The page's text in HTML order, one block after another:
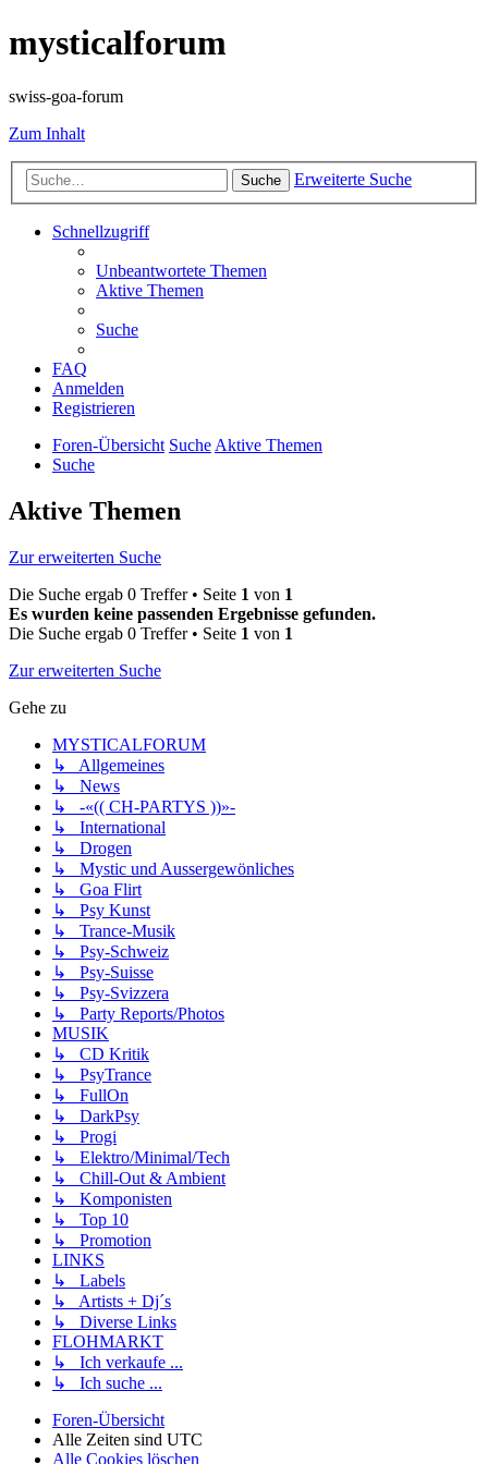
mysticalforum
swiss-goa-forum
Zum Inhalt
Suche Erweiterte Suche
Schnellzugriff
Unbeantwortete Themen
Aktive Themen
Suche
FAQ
Anmelden
Registrieren
Foren-Übersicht SucheAktive Themen
Suche
Aktive Themen
Zur erweiterten Suche
Die Suche ergab 0 Treffer • Seite 1 von 1
Es wurden keine passenden Ergebnisse gefunden.
Die Suche ergab 0 Treffer • Seite 1 von 1
Zur erweiterten Suche
Gehe zu
MYSTICALFORUM
↳ Allgemeines
↳ News
↳ -«(( CH-PARTYS ))»-
↳ International
↳ Drogen
↳ Mystic und Aussergewönliches
↳ Goa Flirt
↳ Psy Kunst
↳ Trance-Musik
↳ Psy-Schweiz
↳ Psy-Suisse
↳ Psy-Svizzera
↳ Party Reports/Photos
MUSIK
↳ CD Kritik
↳ PsyTrance
↳ FullOn
↳ DarkPsy
↳ Progi
↳ Elektro/Minimal/Tech
↳ Chill-Out & Ambient
↳ Komponisten
↳ Top 10
↳ Promotion
LINKS
↳ Labels
↳ Artists + Dj´s
↳ Diverse Links
FLOHMARKT
↳ Ich verkaufe ...
↳ Ich suche ...
Foren-Übersicht
Alle Zeiten sind UTC
Alle Cookies löschen